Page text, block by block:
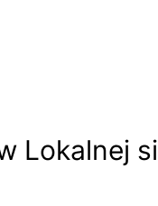
Lokalnej